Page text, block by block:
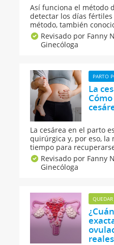
Así funciona el método
detectar los días fértiles
método, también
es muy utilizado, tanto
como para prevenirlo y
relaciones sexuales en
Revisado por Fanny
Ginecóloga
PARTO
La
La cesárea en el parto
quirúrgica y, por eso, la
tiempo para
recuperarse de una
Guiainfantil.com te
cosas que debes tener
Revisado por Fanny
Ginecóloga